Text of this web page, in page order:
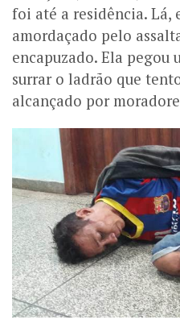
foi até a residência. Lá,
amordaçado pelo
encapuzado. Ela pegou
surrar o ladrão que
alcançado por